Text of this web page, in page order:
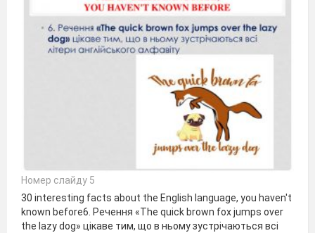
Номер слайду 5
30 interesting facts about the English language, you haven't
known before6. Речення «The quick brown fox jumps over
the lazy dog» цікаве тим, що в ньому зустрічаються всі